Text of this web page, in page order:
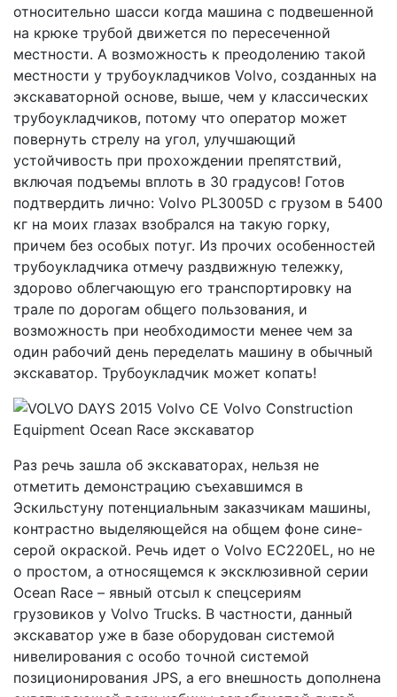
относительно шасси когда машина с подвешенной
на крюке трубой движется по пересеченной
местности. А возможность к преодолению такой
местности у трубоукладчиков Volvo, созданных на
экскаваторной основе, выше, чем у классических
трубоукладчиков, потому что оператор может
повернуть стрелу на угол, улучшающий
устойчивость при прохождении препятствий,
включая подъемы вплоть в 30 градусов! Готов
подтвердить лично: Volvo PL3005D с грузом в 5400
кг на моих глазах взобрался на такую горку,
причем без особых потуг. Из прочих особенностей
трубоукладчика отмечу раздвижную тележку,
здорово облегчающую его транспортировку на
трале по дорогам общего пользования, и
возможность при необходимости менее чем за
один рабочий день переделать машину в обычный
экскаватор. Трубоукладчик может копать!
Раз речь зашла об экскаваторах, нельзя не
отметить демонстрацию съехавшимся в
Эскильстуну потенциальным заказчикам машины,
контрастно выделяющейся на общем фоне сине-
серой окраской. Речь идет о Volvo EC220EL, но не
о простом, а относящемся к эксклюзивной серии
Ocean Race – явный отсыл к спецсериям
грузовиков у Volvo Trucks. В частности, данный
экскаватор уже в базе оборудован системой
нивелирования с особо точной системой
позиционирования JPS, а его внешность дополнена